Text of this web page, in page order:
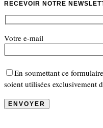
RECEVOIR NOTRE
Votre e-mail
En soumettant ce
soient utilisées exclusivement